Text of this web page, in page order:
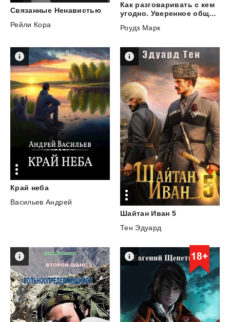
Связанные Ненавистью
Рейли Кора
Как разговаривать с кем
угодно. Уверенное общение в любой ситуации
Роудз Марк
Край неба
Васильев Андрей
Шайтан Иван 5
Тен Эдуард